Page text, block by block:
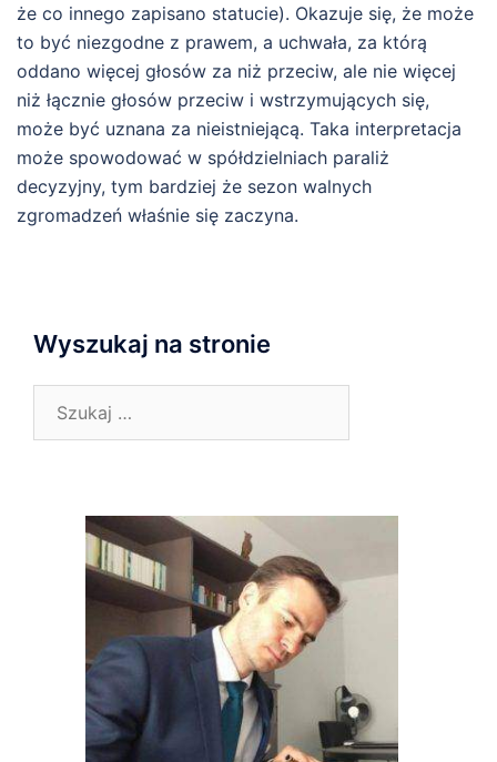
że co innego zapisano statucie). Okazuje się, że może
to być niezgodne z prawem, a uchwała, za którą
oddano więcej głosów za niż przeciw, ale nie więcej
niż łącznie głosów przeciw i wstrzymujących się,
może być uznana za nieistniejącą. Taka interpretacja
może spowodować w spółdzielniach paraliż
decyzyjny, tym bardziej że sezon walnych
zgromadzeń właśnie się zaczyna.
Wyszukaj na stronie